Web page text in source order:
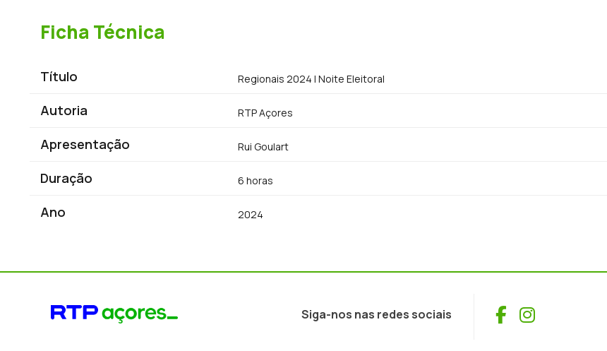
Ficha Técnica
Título Regionais 2024 | Noite Eleitoral
Autoria RTP Açores
Apresentação Rui Goulart
Duração 6 horas
Ano 2024
Siga-nos nas redes sociais Facebook
Instagram